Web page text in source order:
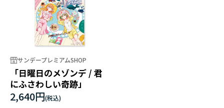
サンデープレミアムSHOP
「日曜日のメゾンデ / 君
にふさわしい奇跡」
2,640円